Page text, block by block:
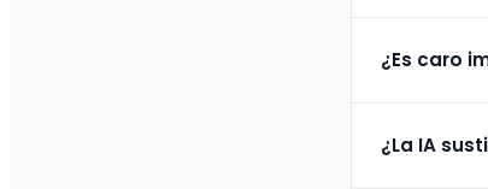
Sí. Podemos
¿Es caro
Depende del
¿La IA